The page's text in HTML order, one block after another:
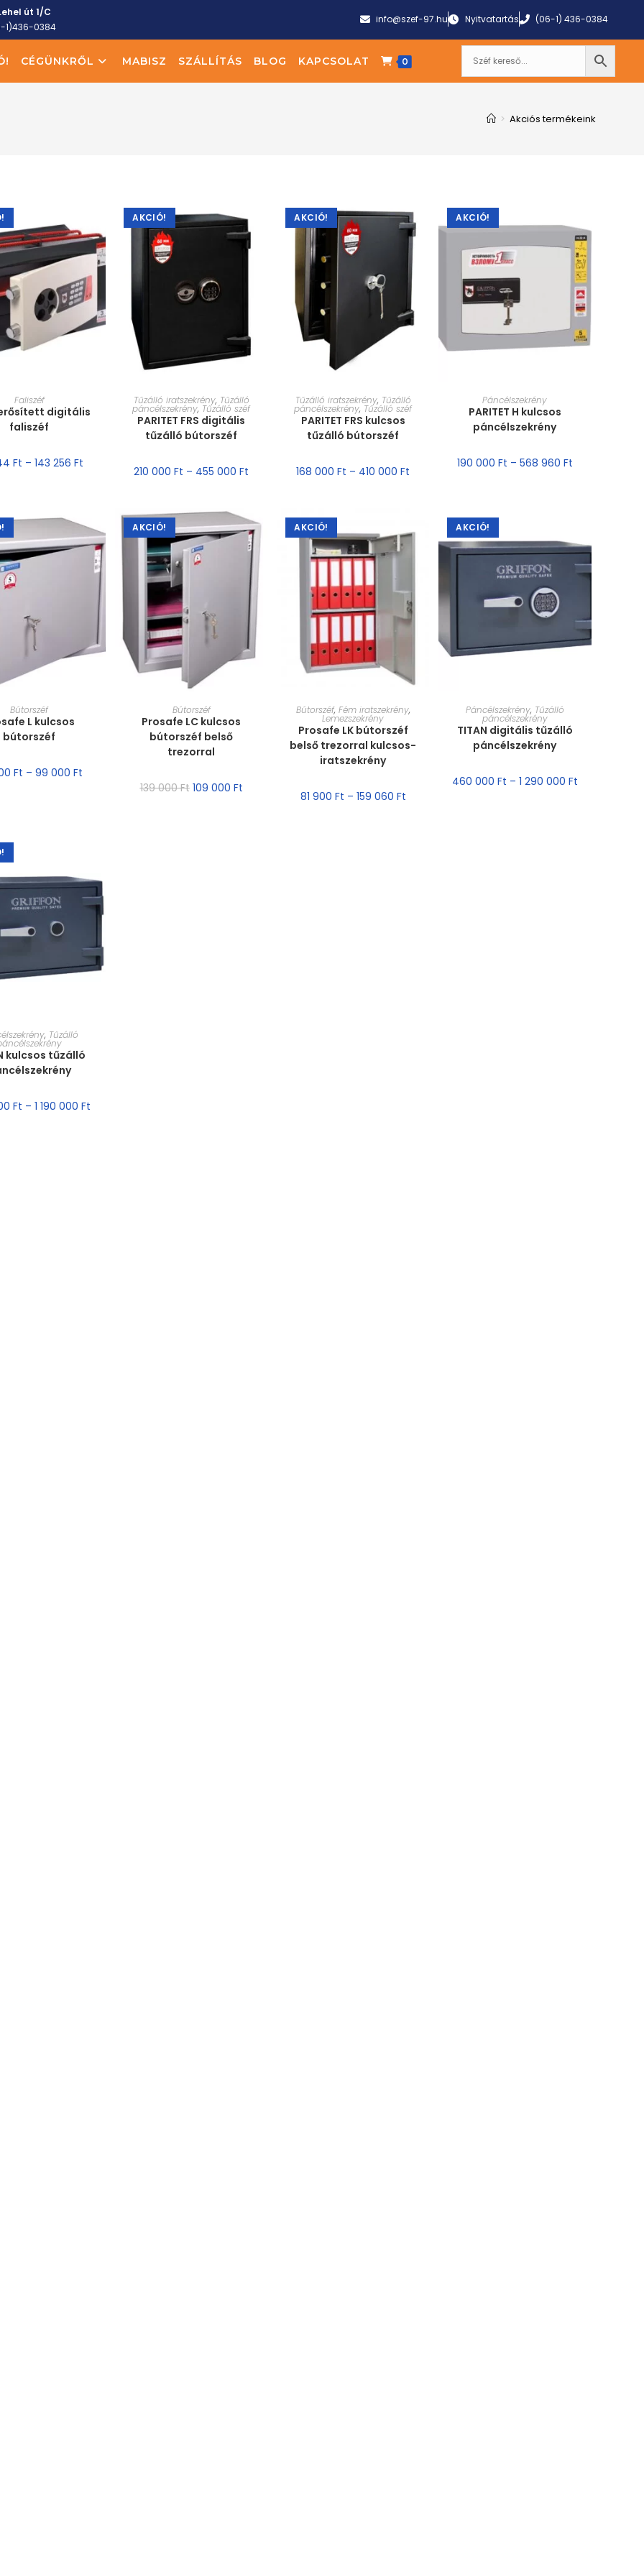
út 1/C
1)436-0384
info@szef-97.hu Nyitvatartás (06-1) 436-0384
CÉGÜNKRŐL MABISZ SZÁLLÍTÁS BLOG KAPCSOLAT 0
> Akciós termékeink
VÁLASZTÁSA
Faliszéf
digitális
faliszéf
Ft –143 256Ft
AKCIÓ!
MÉRET VÁLASZTÁSA
Tűzálló iratszekrény, Tűzálló
páncélszekrény, Tűzálló széf
PARITET FRS digitális
tűzálló bútorszéf
210 000Ft – 455 000Ft
AKCIÓ!
MÉRET VÁLASZTÁSA
Tűzálló iratszekrény, Tűzálló
páncélszekrény, Tűzálló széf
PARITET FRS kulcsos
tűzálló bútorszéf
168 000Ft – 410 000Ft
AKCIÓ!
MÉRET VÁLASZTÁSA
Páncélszekrény
PARITET H kulcsos
páncélszekrény
190 000 Ft – 568 960 Ft
VÁLASZTÁSA
Bútorszéf
L kulcsos
bútorszéf
Ft – 99 000 Ft
AKCIÓ!
MÉRET VÁLASZTÁSA
Bútorszéf
Prosafe LC kulcsos
bútorszéf belső
trezorral
139 000Ft 109 000 Ft
AKCIÓ!
MÉRET VÁLASZTÁSA
Bútorszéf, Fém iratszekrény,
Lemezszekrény
Prosafe LK bútorszéf
belső trezorral kulcsos-
iratszekrény
81 900 Ft – 159 060 Ft
AKCIÓ!
MÉRET VÁLASZTÁSA
Páncélszekrény, Tűzálló
páncélszekrény
TITAN digitális tűzálló
páncélszekrény
460 000 Ft – 1 290 000 Ft
VÁLASZTÁSA
, Tűzálló
kulcsos tűzálló
Ft – 1 190 000 Ft